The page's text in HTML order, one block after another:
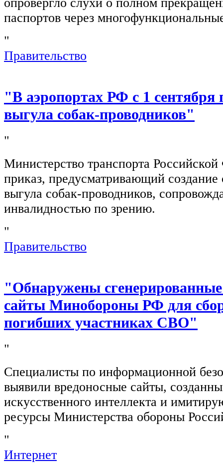
паспортов через
"
Правительство
"В аэропортах РФ с 1 сентября
выгула собак-проводников"
"
Министерство транспорта
приказ, предусматривающий создание
выгула собак-проводников,
инвалидностью по зрению.
"
Правительство
"Обнаружены
сайты Минобороны РФ для
погибших участниках СВО"
"
Специалисты по информационной
выявили вредоносные сайты,
искусственного интеллекта и
ресурсы Министерства обороны
"
Интернет